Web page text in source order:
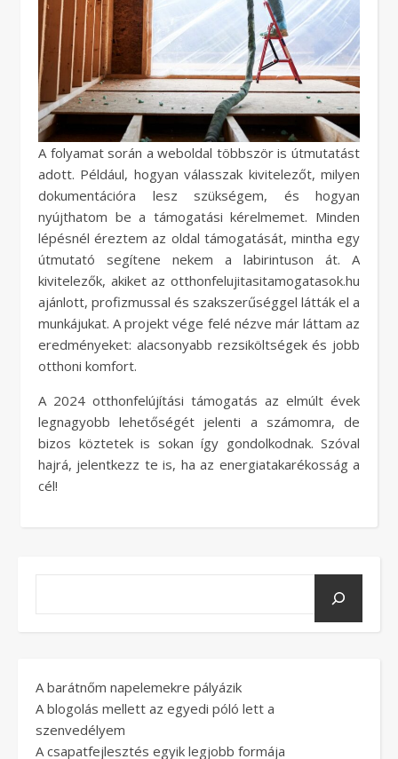
A folyamat során a weboldal többször is útmutatást
adott. Például, hogyan válasszak kivitelezőt, milyen
dokumentációra lesz szükségem, és hogyan
nyújthatom be a támogatási kérelmemet. Minden
lépésnél éreztem az oldal támogatását, mintha egy
útmutató segítene nekem a labirintuson át. A
kivitelezők, akiket az otthonfelujitasitamogatasok.hu
ajánlott, profizmussal és szakszerűséggel látták el a
munkájukat. A projekt vége felé nézve már láttam az
eredményeket: alacsonyabb rezsiköltségek és jobb
otthoni komfort.
A 2024 otthonfelújítási támogatás az elmúlt évek
legnagyobb lehetőségét jelenti a számomra, de
bizos köztetek is sokan így gondolkodnak. Szóval
hajrá, jelentkezz te is, ha az energiatakarékosság a
cél!
A barátnőm napelemekre pályázik
A blogolás mellett az egyedi póló lett a
szenvedélyem
A csapatfejlesztés egyik legjobb formája